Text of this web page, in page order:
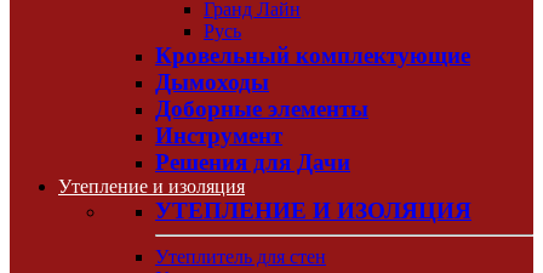
Гранд Лайн
Русь
Кровельный комплектующие
Дымоходы
Доборные элементы
Инструмент
Решения для Дачи
Утепление и изоляция
УТЕПЛЕНИЕ И ИЗОЛЯЦИЯ
Утеплитель для стен